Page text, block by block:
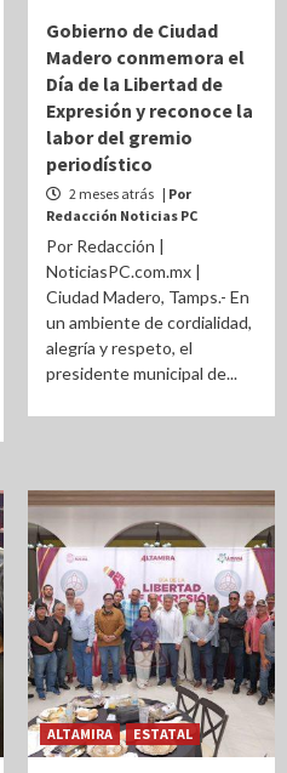
Gobierno de Ciudad
Madero conmemora el
Día de la Libertad de
Expresión y reconoce la
labor del gremio
periodístico
2 meses atrás | Por
Redacción Noticias PC
Por Redacción |
NoticiasPC.com.mx |
Ciudad Madero, Tamps.- En
un ambiente de cordialidad,
alegría y respeto, el
presidente municipal de...
ALTAMIRA ESTATAL